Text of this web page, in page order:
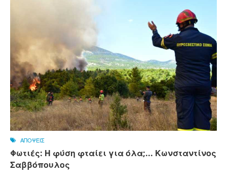
ΑΠΟΨΕΙΣ
Φωτιές: Η φύση φταίει για όλα;... Κωνσταντίνος
Σαββόπουλος